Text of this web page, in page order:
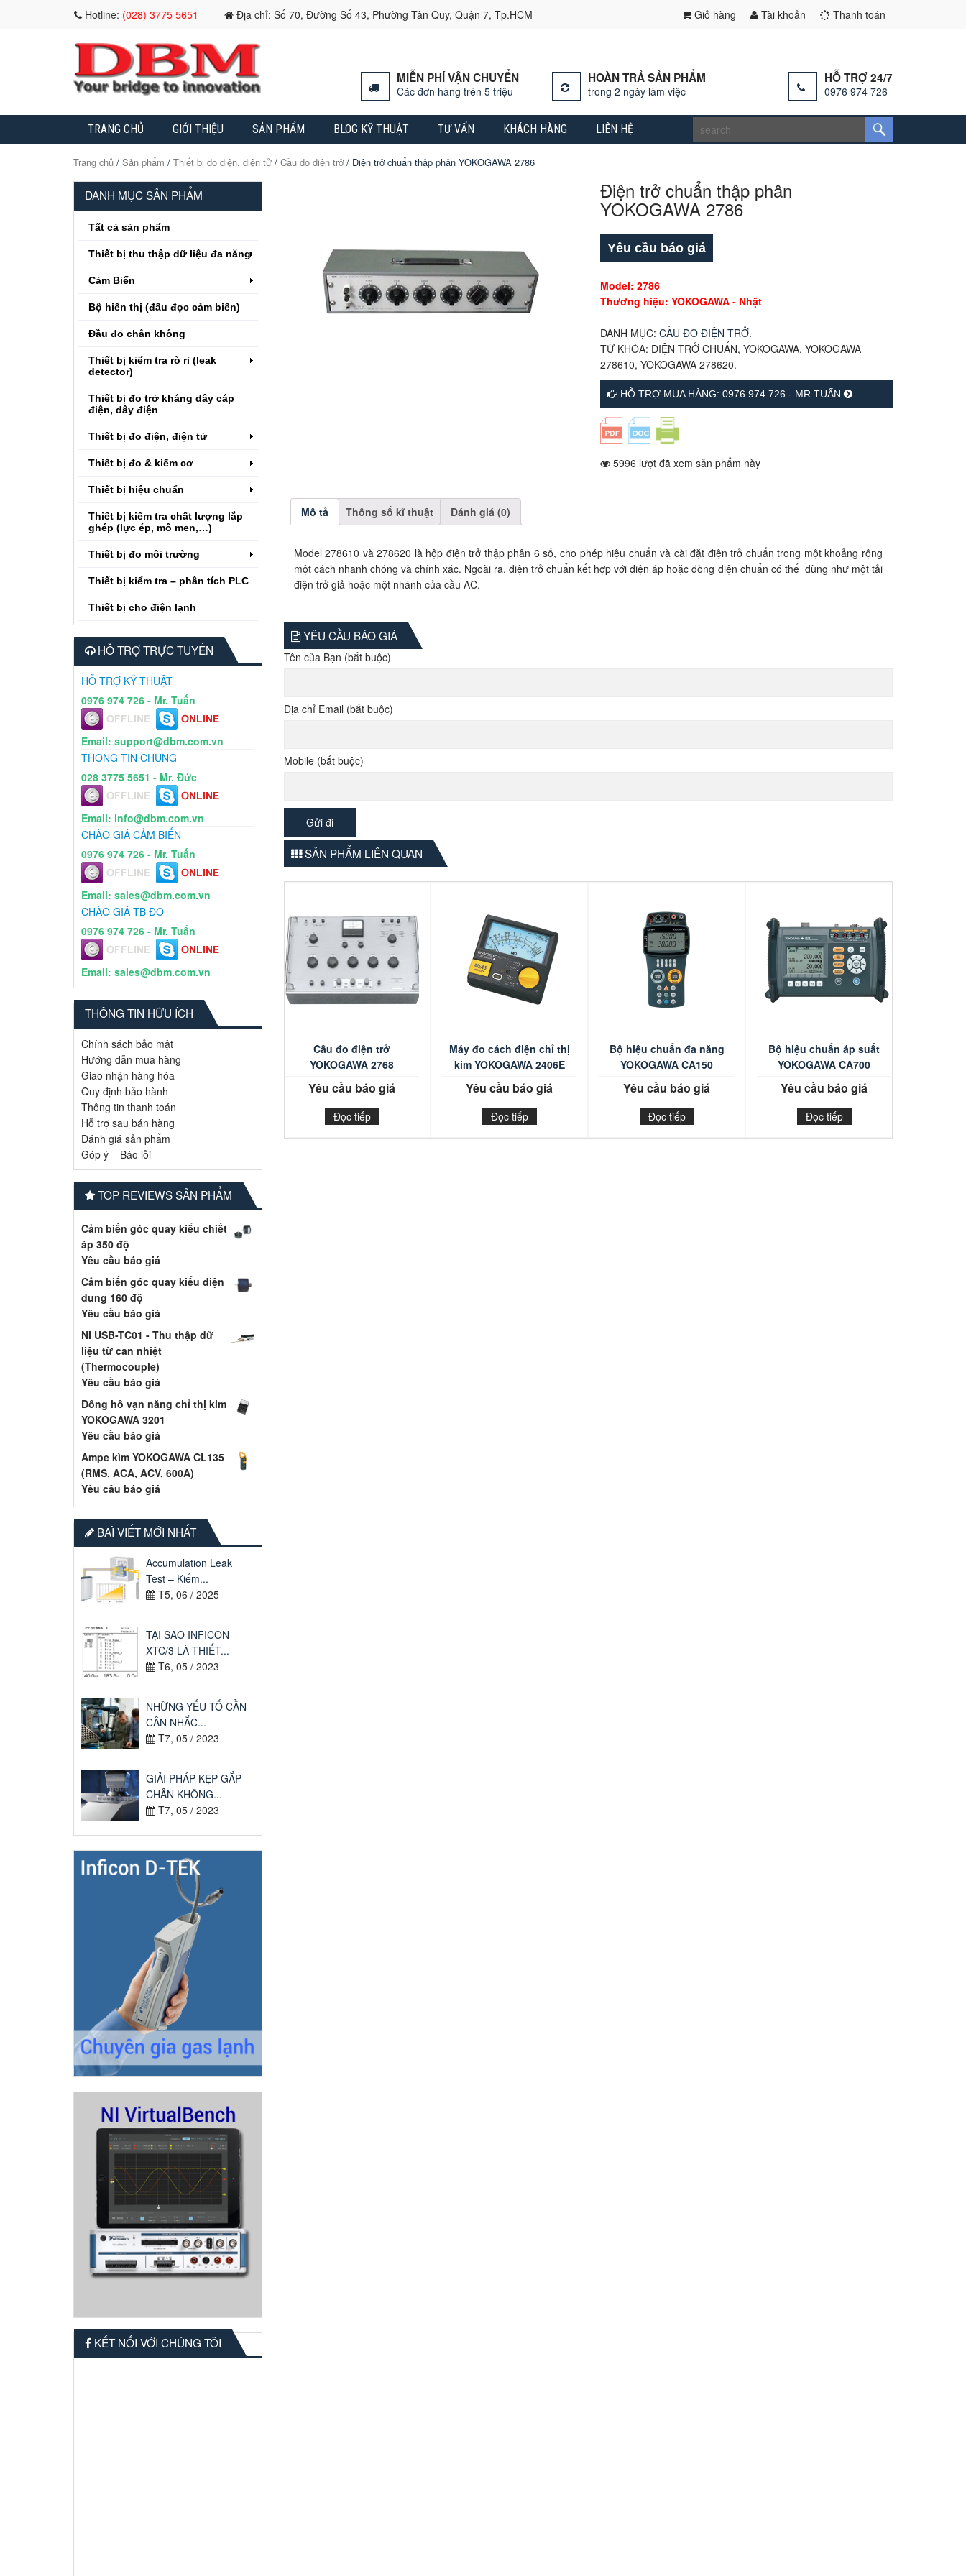
Hotline:(028) 3775 5651 Địa chỉ: Số 70, Đường Số 43, Phường Tân Quy, Quận 7, Tp.HCM Giỏ hàng Tài khoản Thanh toán
MIỄN PHÍ VẬN CHUYỂN
Các đơn hàng trên 5 triệu
HOÀN TRẢ SẢN PHẨM
trong 2 ngày làm việc
HỖ TRỢ 24/7
0976 974 726
TRANG CHỦ GIỚI THIỆU SẢN PHẨM BLOG KỸ THUẬT TƯ VẤN KHÁCH HÀNG LIÊN HỆ
Trang chủ / Sản phẩm / Thiết bị đo điện, điện tử / Cầu đo điện trở/ Điện trở chuẩn thập phân YOKOGAWA 2786
DANH MỤC SẢN PHẨM
Tất cả sản phẩm
Thiết bị thu thập dữ liệu đa năng
Cảm Biến
Bộ hiển thị (đầu đọc cảm biến)
Đầu đo chân không
Thiết bị kiểm tra rò rỉ (leak
detector)
Thiết bị đo trở kháng dây cáp
điện, dây điện
Thiết bị đo điện, điện tử
Thiết bị đo & kiểm cơ
Thiết bị hiệu chuẩn
Thiết bị kiểm tra chất lượng lắp
ghép (lực ép, mô men,…)
Thiết bị đo môi trường
Thiết bị kiểm tra – phân tích PLC
Thiết bị cho điện lạnh
HỖ TRỢ TRỰC TUYẾN
HỖ TRỢ KỸ THUẬT
0976 974 726 - Mr. Tuấn
Email: support@dbm.com.vn
THÔNG TIN CHUNG
028 3775 5651 - Mr. Đức
Email: info@dbm.com.vn
CHÀO GIÁ CẢM BIẾN
0976 974 726 - Mr. Tuấn
Email: sales@dbm.com.vn
CHÀO GIÁ TB ĐO
0976 974 726 - Mr. Tuấn
Email: sales@dbm.com.vn
THÔNG TIN HỮU ÍCH
Chính sách bảo mật
Hướng dẫn mua hàng
Giao nhận hàng hóa
Quy định bảo hành
Thông tin thanh toán
Hỗ trợ sau bán hàng
Đánh giá sản phẩm
Góp ý – Báo lỗi
TOP REVIEWS SẢN PHẨM
Cảm biến góc quay kiểu chiết
áp 350 độ
Yêu cầu báo giá
Cảm biến góc quay kiểu điện
dung 160 độ
Yêu cầu báo giá
NI USB-TC01 - Thu thập dữ
liệu từ can nhiệt
(Thermocouple)
Yêu cầu báo giá
Đồng hồ vạn năng chỉ thị kim
YOKOGAWA 3201
Yêu cầu báo giá
Ampe kìm YOKOGAWA CL135
(RMS, ACA, ACV, 600A)
Yêu cầu báo giá
BAÌ VIẾT MỚI NHẤT
Accumulation Leak
Test – Kiểm...
T5, 06 / 2025
TẠI SAO INFICON
XTC/3 LÀ THIẾT...
T6, 05 / 2023
NHỮNG YẾU TỐ CẦN
CÂN NHẮC...
T7, 05 / 2023
GIẢI PHÁP KẸP GẮP
CHÂN KHÔNG...
T7, 05 / 2023
KẾT NỐI VỚI CHÚNG TÔI
Điện trở chuẩn thập phân
YOKOGAWA 2786
Yêu cầu báo giá
Model: 2786
Thương hiệu: YOKOGAWA - Nhật
DANH MỤC:CẦU ĐO ĐIỆN TRỞ.
TỪ KHÓA:ĐIỆN TRỞ CHUẨN,YOKOGAWA,YOKOGAWA
278610,YOKOGAWA 278620.
HỖ TRỢ MUA HÀNG: 0976 974 726 - MR.TUẤN
5996 lượt đã xem sản phẩm này
Mô tả Thông số kĩ thuật Đánh giá (0)
Model 278610 và 278620 là hộp điện trở thập phân 6 số, cho phép hiệu chuẩn và cài đặt điện trở chuẩn trong một khoảng rộng
một cách nhanh chóng và chính xác. Ngoài ra, điện trở chuẩn kết hợp với điện áp hoặc dòng điện chuẩn có thể dùng như một tải
điện trở giả hoặc một nhánh của cầu AC.
YÊU CẦU BÁO GIÁ
Tên của Bạn (bắt buộc)
Địa chỉ Email (bắt buộc)
Mobile (bắt buộc)
SẢN PHẨM LIÊN QUAN
Cầu đo điện trở
YOKOGAWA 2768
Yêu cầu báo giá
Đọc tiếp
Máy đo cách điện chỉ thị
kim YOKOGAWA 2406E
Yêu cầu báo giá
Đọc tiếp
Bộ hiệu chuẩn đa năng
YOKOGAWA CA150
Yêu cầu báo giá
Đọc tiếp
Bộ hiệu chuẩn áp suất
YOKOGAWA CA700
Yêu cầu báo giá
Đọc tiếp